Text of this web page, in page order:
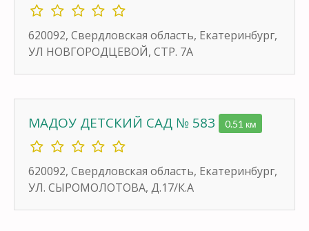
620092, Свердловская область, Екатеринбург,
УЛ НОВГОРОДЦЕВОЙ, СТР. 7А
МАДОУ ДЕТСКИЙ САД № 583 0.51 км
620092, Свердловская область, Екатеринбург,
УЛ. СЫРОМОЛОТОВА, Д.17/К.А